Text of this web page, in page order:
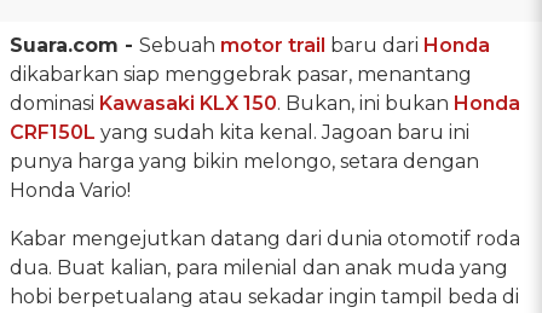
Suara.com - Sebuah motor trail baru dari Honda
dikabarkan siap menggebrak pasar, menantang
dominasi Kawasaki KLX 150. Bukan, ini bukan Honda
CRF150L yang sudah kita kenal. Jagoan baru ini
punya harga yang bikin melongo, setara dengan
Honda Vario!
Kabar mengejutkan datang dari dunia otomotif roda
dua. Buat kalian, para milenial dan anak muda yang
hobi berpetualang atau sekadar ingin tampil beda di